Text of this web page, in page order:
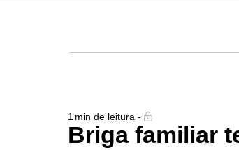
1 min de leitura -
Briga familiar